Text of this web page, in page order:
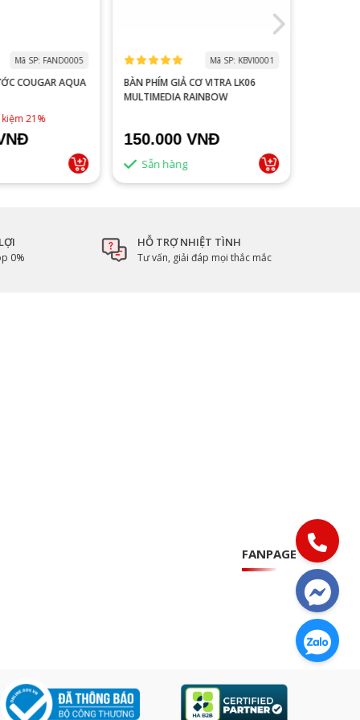
Mã SP: FAND0005
COUGAR AQUA
21%
Mã SP: KBVI0001
BÀN PHÍM GIẢ CƠ VITRA LK06
MULTIMEDIA RAINBOW
150.000 VNĐ
Sẵn hàng
0%
HỖ TRỢ NHIỆT TÌNH
Tư vấn, giải đáp mọi thắc mắc
FANPAGE